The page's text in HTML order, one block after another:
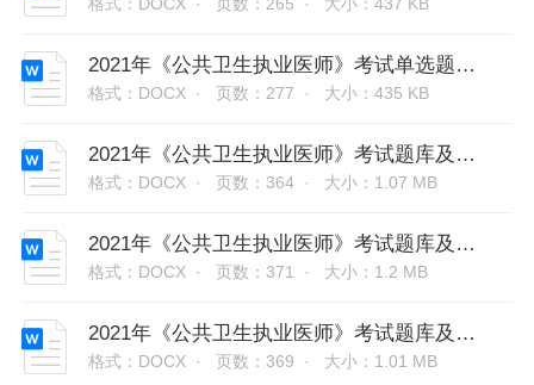
格式：DOCX · 页数：265 · 大小：437 KB
2021年《公共卫生执业医师》考试单选题题库及答案解析
格式：DOCX · 页数：277 · 大小：435 KB
2021年《公共卫生执业医师》考试题库及答案解析（含各题型）
格式：DOCX · 页数：364 · 大小：1.07 MB
2021年《公共卫生执业医师》考试题库及答案解析（上部分）
格式：DOCX · 页数：371 · 大小：1.2 MB
2021年《公共卫生执业医师》考试题库及答案解析（下部分）
格式：DOCX · 页数：369 · 大小：1.01 MB